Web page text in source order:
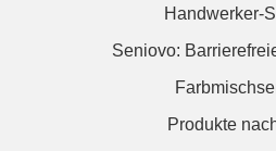
Handwerker-
Seniovo:
Produkte